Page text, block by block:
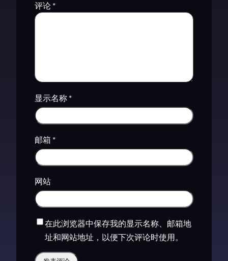
评论 *
显示名称 *
邮箱 *
网站
在此浏览器中保存我的显示名称、邮箱地
址和网站地址，以便下次评论时使用。